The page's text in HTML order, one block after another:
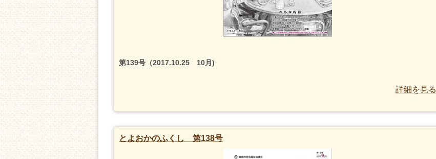
第139号（2017.10.25 10月)
詳細を見る
とよおかのふくし 第138号